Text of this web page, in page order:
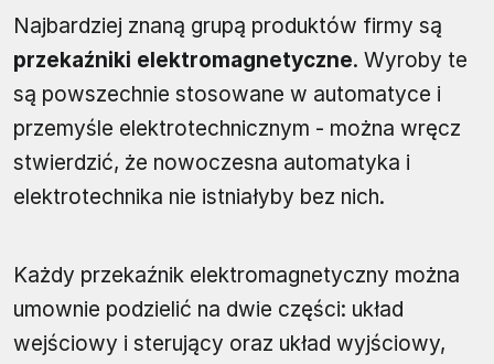
Najbardziej znaną grupą produktów firmy są
przekaźniki elektromagnetyczne. Wyroby te
są powszechnie stosowane w automatyce i
przemyśle elektrotechnicznym - można wręcz
stwierdzić, że nowoczesna automatyka i
elektrotechnika nie istniałyby bez nich.
Każdy przekaźnik elektromagnetyczny można
umownie podzielić na dwie części: układ
wejściowy i sterujący oraz układ wyjściowy,